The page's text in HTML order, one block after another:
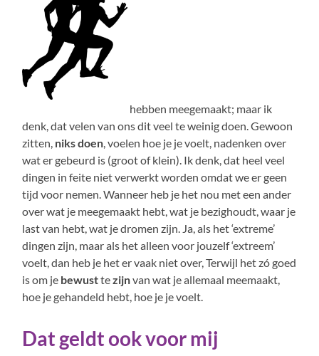
hebben meegemaakt; maar ik
denk, dat velen van ons dit veel te weinig doen. Gewoon
zitten, niks doen, voelen hoe je je voelt, nadenken over
wat er gebeurd is (groot of klein). Ik denk, dat heel veel
dingen in feite niet verwerkt worden omdat we er geen
tijd voor nemen. Wanneer heb je het nou met een ander
over wat je meegemaakt hebt, wat je bezighoudt, waar je
last van hebt, wat je dromen zijn. Ja, als het ‘extreme’
dingen zijn, maar als het alleen voor jouzelf ‘extreem’
voelt, dan heb je het er vaak niet over, Terwijl het zó goed
is om je bewusttezijnvan wat je allemaal meemaakt,
hoe je gehandeld hebt, hoe je je voelt.
Dat geldt ook voor mij